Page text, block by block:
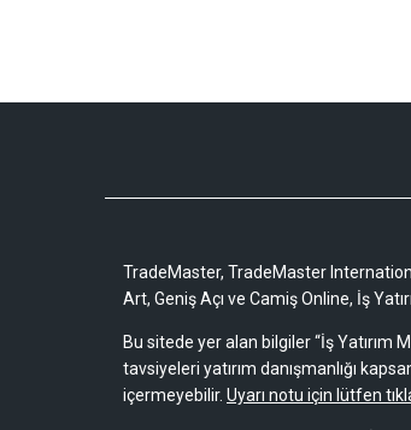
TradeMaster, TradeMaster
Art, Geniş Açı ve Camiş Online, İş
Bu sitede yer alan bilgiler “İş Yatırım
tavsiyeleri yatırım danışmanlığı
içermeyebilir. Uyarı notu için lütfen